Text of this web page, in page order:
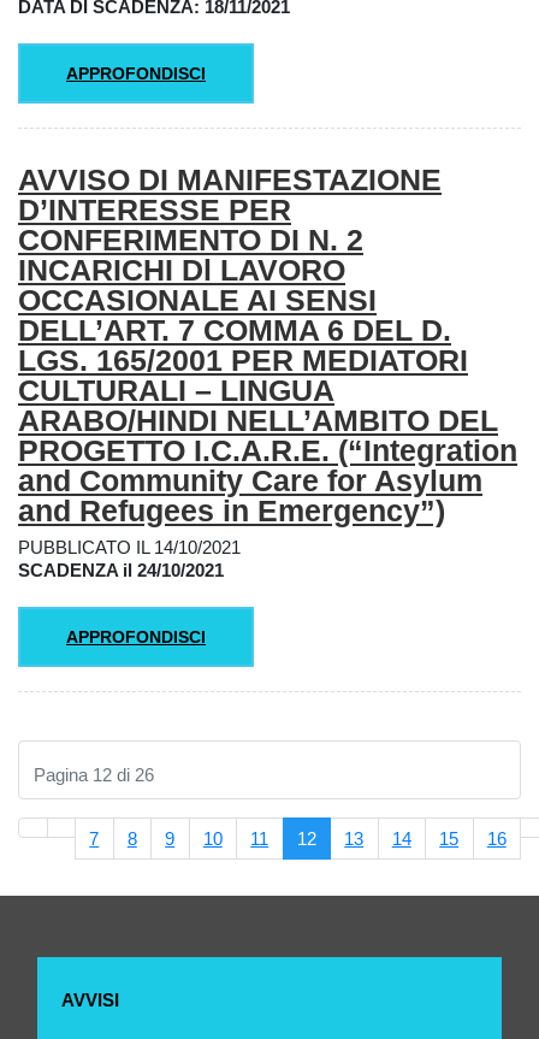
DATA DI SCADENZA: 18/11/2021
APPROFONDISCI
AVVISO DI MANIFESTAZIONE
D’INTERESSE PER
CONFERIMENTO DI N. 2
INCARICHI Dl LAVORO
OCCASIONALE AI SENSI
DELL’ART. 7 COMMA 6 DEL D.
LGS. 165/2001 PER MEDIATORI
CULTURALI – LINGUA
ARABO/HINDI NELL’AMBITO DEL
PROGETTO I.C.A.R.E. (“Integration
and Community Care for Asylum
and Refugees in Emergency”)
PUBBLICATO IL 14/10/2021
SCADENZA il 24/10/2021
APPROFONDISCI
Pagina 12 di 26
7 8 9 10 11 12 13 14 15 16
AVVISI